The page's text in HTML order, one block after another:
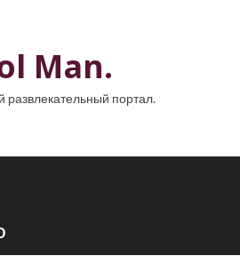
Man.
развлекательный портал.